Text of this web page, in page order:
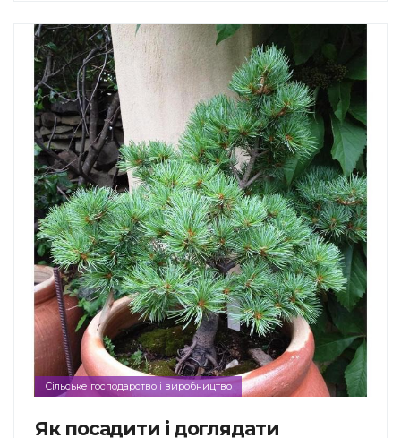
Сільське господарство і виробництво
Як посадити і доглядати